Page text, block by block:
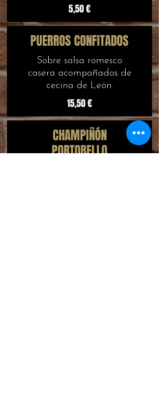
5,50 €
PUERROS CONFITADOS
Sobre salsa romesco
casera acompañados de
cecina de León.
15,50 €
CHAMPIÑÓN
PORTOBELLO